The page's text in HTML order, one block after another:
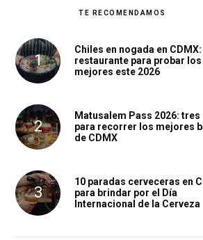
TE RECOMENDAMOS
Chiles en nogada en
restaurante para probar los
mejores este 2026
Matusalem Pass 2026: tres
para recorrer los mejores
de CDMX
10 paradas cerveceras en
para brindar por el Día
Internacional de la Cerveza